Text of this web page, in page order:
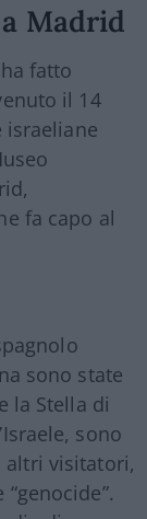
Madrid
fatto
il 14
israeliane
fa capo al
sono state
la Stella di
sono
altri visitatori,